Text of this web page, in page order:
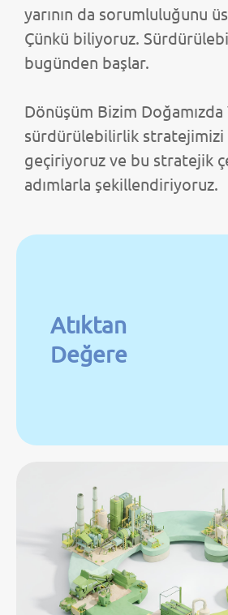
yarının da sorumluluğunu
Çünkü biliyoruz.
bugünden başlar.
Dönüşüm Bizim
sürdürülebilirlik stratejimizi
geçiriyoruz ve bu stratejik
adımlarla şekillendiriyoruz.
Atıktan
Değere